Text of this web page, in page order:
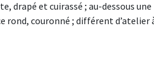
drapé et cuirassé ; au-dessous une
rond, couronné ; différent d’atelier